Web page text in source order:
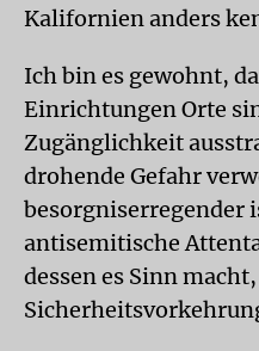
Kalifornien anders
Ich bin es gewohnt,
Einrichtungen Orte
Zugänglichkeit
drohende Gefahr
besorgniserregender
antisemitische
dessen es Sinn